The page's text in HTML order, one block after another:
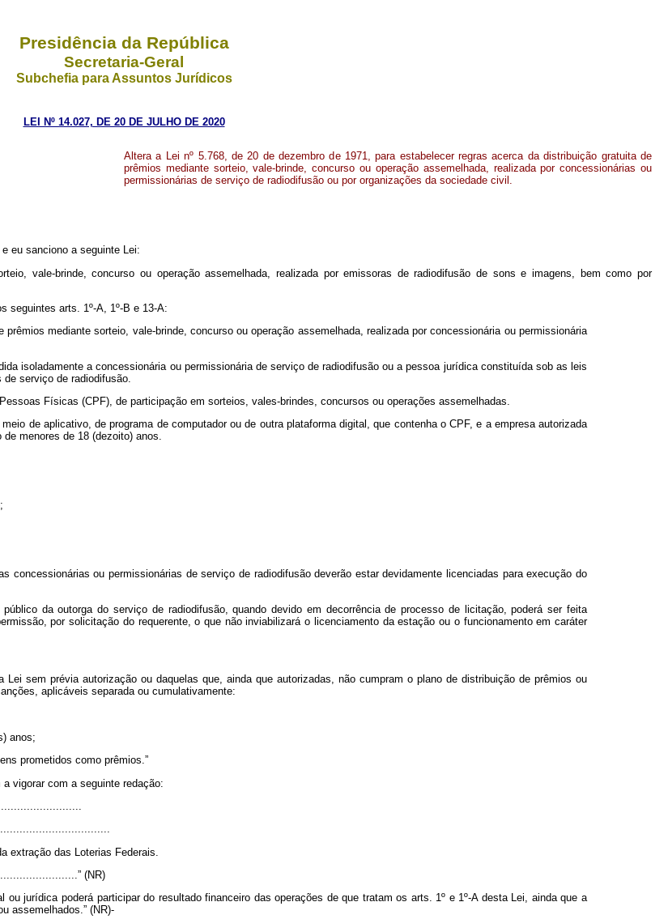
Presidência da República
Secretaria-Geral
Subchefia para Assuntos Jurídicos
LEI Nº 14.027, DE 20 DE JULHO DE 2020
Altera a Lei nº 5.768, de 20 de dezembro de 1971, para estabelecer regras acerca da distribuição gratuita de
prêmios mediante sorteio, vale-brinde, concurso ou operação assemelhada, realizada por concessionárias ou
permissionárias de serviço de radiodifusão ou por organizações da sociedade civil.
eu sanciono a seguinte Lei:
vale-brinde, concurso ou operação assemelhada, realizada por emissoras de radiodifusão de sons e imagens, bem como por
seguintes arts. 1º-A, 1º-B e 13-A:
mediante sorteio, vale-brinde, concurso ou operação assemelhada, realizada por concessionária ou permissionária
isoladamente a concessionária ou permissionária de serviço de radiodifusão ou a pessoa jurídica constituída sob as leis
serviço de radiodifusão.
Físicas (CPF), de participação em sorteios, vales-brindes, concursos ou operações assemelhadas.
de aplicativo, de programa de computador ou de outra plataforma digital, que contenha o CPF, e a empresa autorizada
menores de 18 (dezoito) anos.
concessionárias ou permissionárias de serviço de radiodifusão deverão estar devidamente licenciadas para execução do
da outorga do serviço de radiodifusão, quando devido em decorrência de processo de licitação, poderá ser feita
por solicitação do requerente, o que não inviabilizará o licenciamento da estação ou o funcionamento em caráter
sem prévia autorização ou daquelas que, ainda que autorizadas, não cumpram o plano de distribuição de prêmios ou
aplicáveis separada ou cumulativamente:
anos;
prometidos como prêmios.”
a vigorar com a seguinte redação:
extração das Loterias Federais.
(NR)
ou jurídica poderá participar do resultado financeiro das operações de que tratam os arts. 1º e 1º-A desta Lei, ainda que a
assemelhados.” (NR)-